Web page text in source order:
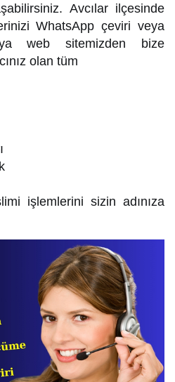
Avcılar ilçesinde
WhatsApp çeviri veya
web sitemizden bize
olan tüm
işlemlerini sizin adınıza